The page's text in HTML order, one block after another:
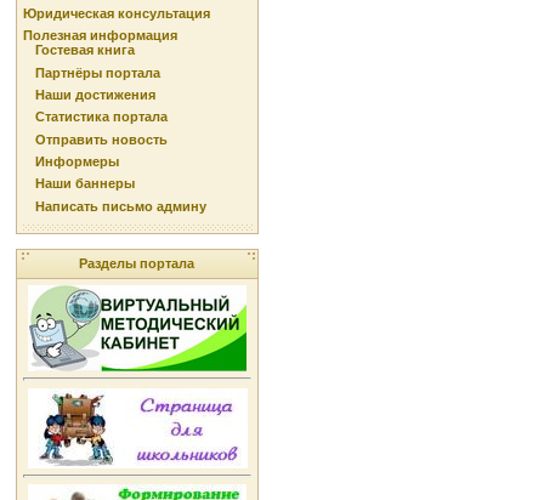
Юридическая консультация
Полезная информация
Гостевая книга
Партнёры портала
Наши достижения
Статистика портала
Отправить новость
Информеры
Наши баннеры
Написать письмо админу
Разделы портала